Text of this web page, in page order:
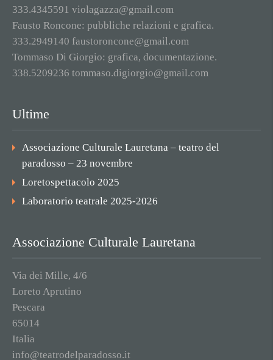
333.4345591 violagazza@gmail.com
Fausto Roncone: pubbliche relazioni e grafica.
333.2949140 faustoroncone@gmail.com
Tommaso Di Giorgio: grafica, documentazione.
338.5209236 tommaso.digiorgio@gmail.com
Ultime
Associazione Culturale Lauretana – teatro del
paradosso – 23 novembre
Loretospettacolo 2025
Laboratorio teatrale 2025-2026
Associazione Culturale Lauretana
Via dei Mille, 4/6
Loreto Aprutino
Pescara
65014
Italia
info@teatrodelparadosso.it